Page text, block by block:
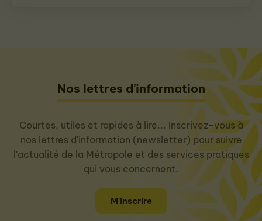
Nos lettres d'information
Courtes, utiles et rapides à lire... Inscrivez-vous à
nos lettres d'information (newsletter) pour suivre
l'actualité de la Métropole et des services pratiques
qui vous concernent.
M'inscrire